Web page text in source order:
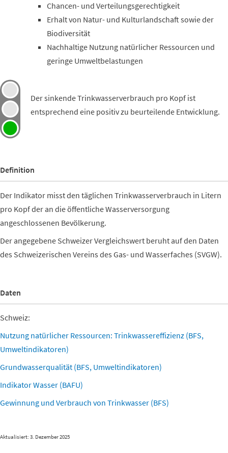
Chancen- und Verteilungsgerechtigkeit
Erhalt von Natur- und Kulturlandschaft sowie der
Biodiversität
Nachhaltige Nutzung natürlicher Ressourcen und
geringe Umweltbelastungen
Der sinkende Trinkwasserverbrauch pro Kopf ist
entsprechend eine positiv zu beurteilende Entwicklung.
Definition
Der Indikator misst den täglichen Trinkwasserverbrauch in Litern
pro Kopf der an die öffentliche Wasserversorgung
angeschlossenen Bevölkerung.
Der angegebene Schweizer Vergleichswert beruht auf den Daten
des Schweizerischen Vereins des Gas- und Wasserfaches (SVGW).
Daten
Schweiz:
Nutzung natürlicher Ressourcen: Trinkwassereffizienz (BFS,
Umweltindikatoren)
Grundwasserqualität (BFS, Umweltindikatoren)
Indikator Wasser (BAFU)
Gewinnung und Verbrauch von Trinkwasser (BFS)
Aktualisiert: 3. Dezember 2025